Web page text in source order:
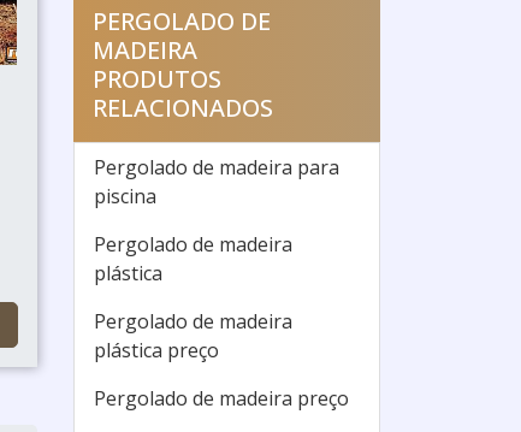
PERGOLADO DE
MADEIRA
PRODUTOS
RELACIONADOS
Pergolado de madeira para
piscina
Pergolado de madeira
plástica
Pergolado de madeira
plástica preço
Pergolado de madeira preço